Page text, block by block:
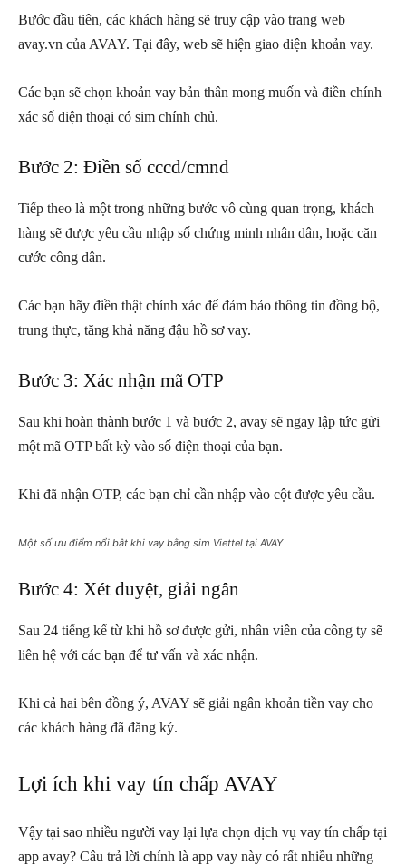
Bước đầu tiên, các khách hàng sẽ truy cập vào trang web
avay.vn của AVAY. Tại đây, web sẽ hiện giao diện khoản vay.
Các bạn sẽ chọn khoản vay bản thân mong muốn và điền chính
xác số điện thoại có sim chính chủ.
Bước 2: Điền số cccd/cmnd
Tiếp theo là một trong những bước vô cùng quan trọng, khách
hàng sẽ được yêu cầu nhập số chứng minh nhân dân, hoặc căn
cước công dân.
Các bạn hãy điền thật chính xác để đảm bảo thông tin đồng bộ,
trung thực, tăng khả năng đậu hồ sơ vay.
Bước 3: Xác nhận mã OTP
Sau khi hoàn thành bước 1 và bước 2, avay sẽ ngay lập tức gửi
một mã OTP bất kỳ vào số điện thoại của bạn.
Khi đã nhận OTP, các bạn chỉ cần nhập vào cột được yêu cầu.
Một số ưu điểm nổi bật khi vay bằng sim Viettel tại AVAY
Bước 4: Xét duyệt, giải ngân
Sau 24 tiếng kể từ khi hồ sơ được gửi, nhân viên của công ty sẽ
liên hệ với các bạn để tư vấn và xác nhận.
Khi cả hai bên đồng ý, AVAY sẽ giải ngân khoản tiền vay cho
các khách hàng đã đăng ký.
Lợi ích khi vay tín chấp AVAY
Vậy tại sao nhiều người vay lại lựa chọn dịch vụ vay tín chấp tại
app avay? Câu trả lời chính là app vay này có rất nhiều những